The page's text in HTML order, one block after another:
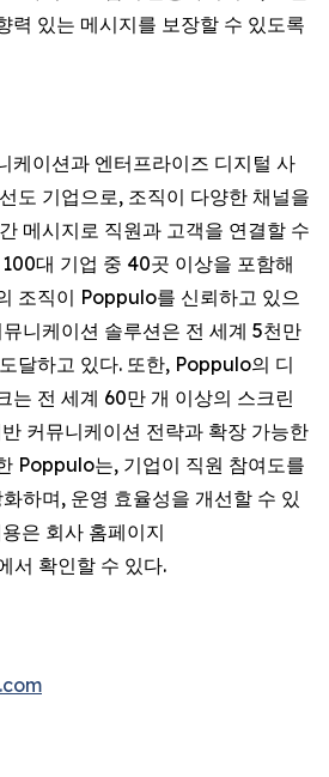
력 있는 메시지를 보장할 수 있도록
케이션과 엔터프라이즈 디지털 사
도 기업으로, 조직이 다양한 채널을
메시지로 직원과 고객을 연결할 수
대 기업 중 40곳 이상을 포함해
조직이 Poppulo를 신뢰하고 있으
니케이션 솔루션은 전 세계 5천만
달하고 있다. 또한, Poppulo의 디
는 전 세계 60만 개 이상의 스크린
커뮤니케이션 전략과 확장 가능한
Poppulo는, 기업이 직원 참여도를
하며, 운영 효율성을 개선할 수 있
은 회사 홈페이지
서 확인할 수 있다.